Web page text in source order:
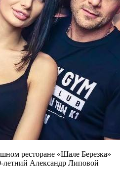
ресторане «Шале Березка»
летний Александр Липовой